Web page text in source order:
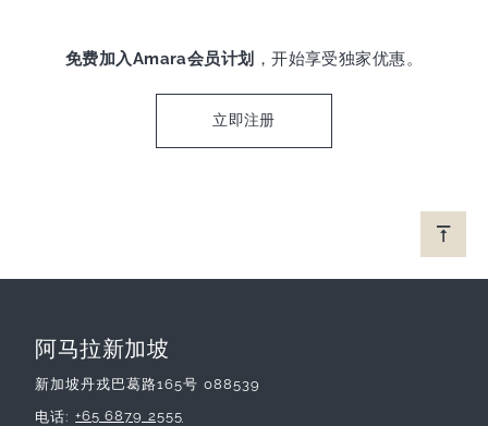
免费加入Amara会员计划 ，开始享受独家优惠。
立即注册
阿马拉新加坡
新加坡丹戎巴葛路165号 088539
电话
+65 6879 2555